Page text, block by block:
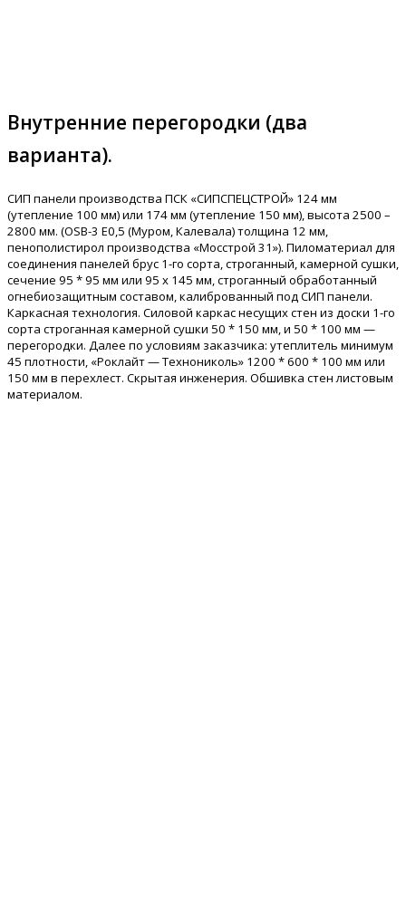
Внутренние перегородки (два
варианта).
СИП панели производства ПСК «СИПСПЕЦСТРОЙ» 124 мм
(утепление 100 мм) или 174 мм (утепление 150 мм), высота 2500 –
2800 мм. (OSB-3 Е0,5 (Муром, Калевала) толщина 12 мм,
пенополистирол производства «Мосстрой 31»). Пиломатериал для
соединения панелей брус 1-го сорта, строганный, камерной сушки,
сечение 95 * 95 мм или 95 х 145 мм, строганный обработанный
огнебиозащитным составом, калиброванный под СИП панели.
Каркасная технология. Силовой каркас несущих стен из доски 1-го
сорта строганная камерной сушки 50 * 150 мм, и 50 * 100 мм —
перегородки. Далее по условиям заказчика: утеплитель минимум
45 плотности, «Роклайт — Технониколь» 1200 * 600 * 100 мм или
150 мм в перехлест. Скрытая инженерия. Обшивка стен листовым
материалом.